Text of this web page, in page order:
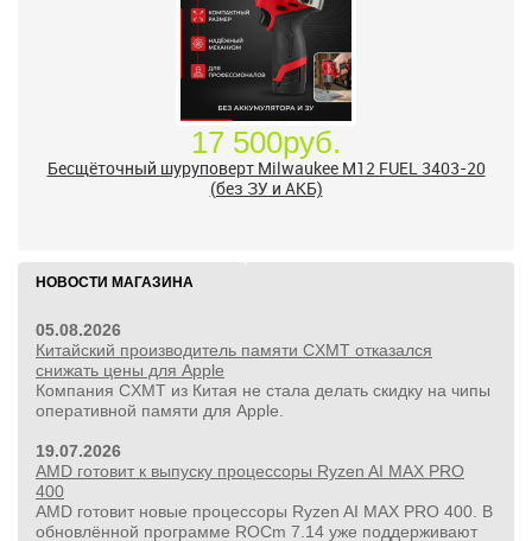
17 500руб.
Бесщёточный шуруповерт Milwaukee M12 FUEL 3403-20
(без ЗУ и АКБ)
НОВОСТИ МАГАЗИНА
05.08.2026
Китайский производитель памяти CXMT отказался
снижать цены для Apple
Компания CXMT из Китая не стала делать скидку на чипы
оперативной памяти для Apple.
19.07.2026
AMD готовит к выпуску процессоры Ryzen AI MAX PRO
400
AMD готовит новые процессоры Ryzen AI MAX PRO 400. В
обновлённой программе ROCm 7.14 уже поддерживают